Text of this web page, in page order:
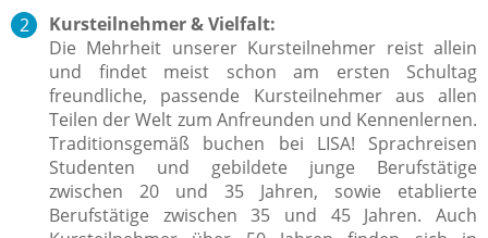
Kursteilnehmer & Vielfalt:
Die Mehrheit unserer Kursteilnehmer reist allein
und findet meist schon am ersten Schultag
freundliche, passende Kursteilnehmer aus allen
Teilen der Welt zum Anfreunden und Kennenlernen.
Traditionsgemäß buchen bei LISA! Sprachreisen
Studenten und gebildete junge Berufstätige
zwischen 20 und 35 Jahren, sowie etablierte
Berufstätige zwischen 35 und 45 Jahren. Auch